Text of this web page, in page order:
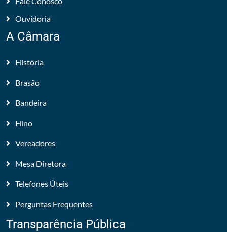
Ouvidoria
A Câmara
História
Brasão
Bandeira
Hino
Vereadores
Mesa Diretora
Telefones Úteis
Perguntas Frequentes
Transparência Pública